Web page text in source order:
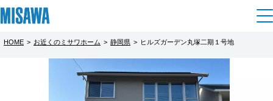
住まい
HOME > お近くのミサワホーム > 静岡県 > ヒルズガーデン丸塚二期１号地
都道府県を選択
【完全予約制】中央区丸塚町【ヒルズガ